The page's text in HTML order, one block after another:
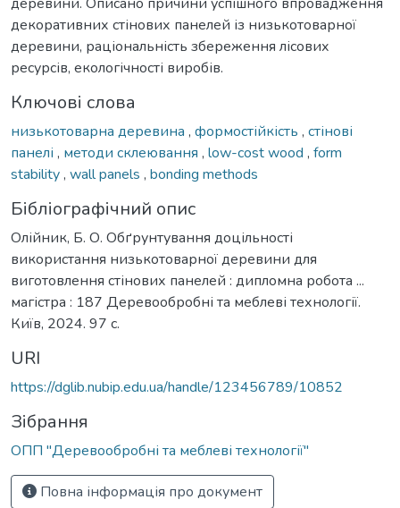
декоративних стінових панелей із низькотоварної
деревини, раціональність збереження лісових
ресурсів, екологічності виробів.
Ключові слова
низькотоварна деревина , формостійкість , стінові
панелі , методи склеювання , low-cost wood , form
stability, wall panels , bonding methods
Бібліографічний опис
Олійник, Б. О. Обґрунтування доцільності
використання низькотоварної деревини для
виготовлення стінових панелей : дипломна робота ...
магістра : 187 Деревообробні та меблеві технології.
Київ, 2024. 97 с.
URI
https://dglib.nubip.edu.ua/handle/123456789/10852
Зібрання
ОПП "Деревообробні та меблеві технології"
Повна інформація про документ